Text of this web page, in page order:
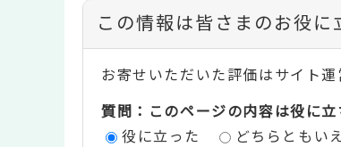
コ
ン
テ
ン
この情報は皆さまのお役に
お寄せいただいた評価はサイト運
質問：このページの内容は役に立
役に立った
どちらともい